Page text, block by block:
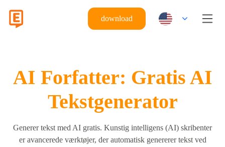
download
AI Forfatter: Gratis AI
Tekstgenerator
Generer tekst med AI gratis. Kunstig intelligens (AI) skribenter
er avancerede værktøjer, der automatisk genererer tekst ved